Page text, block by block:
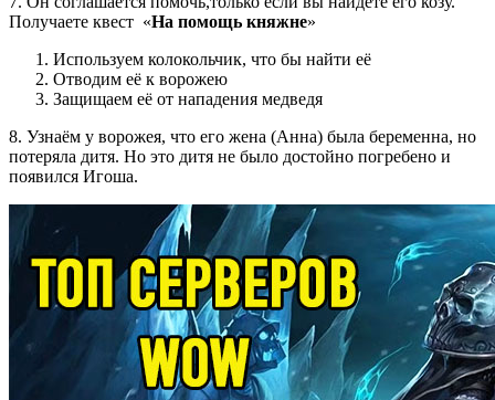
Получаете квест «На помощь княжне»
Используем колокольчик, что бы найти её
Отводим её к ворожею
Защищаем её от нападения медведя
8. Узнаём у ворожея, что его жена (Анна) была беременна, но
потеряла дитя. Но это дитя не было достойно погребено и
появился Игоша.